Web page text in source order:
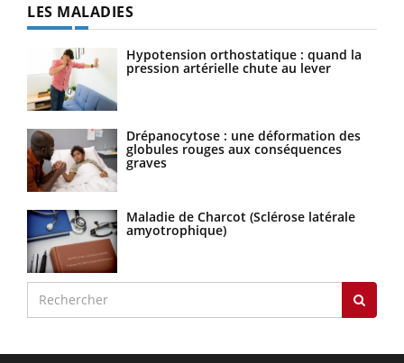
LES MALADIES
Hypotension orthostatique : quand la
pression artérielle chute au lever
Drépanocytose : une déformation des
globules rouges aux conséquences
graves
Maladie de Charcot (Sclérose latérale
amyotrophique)